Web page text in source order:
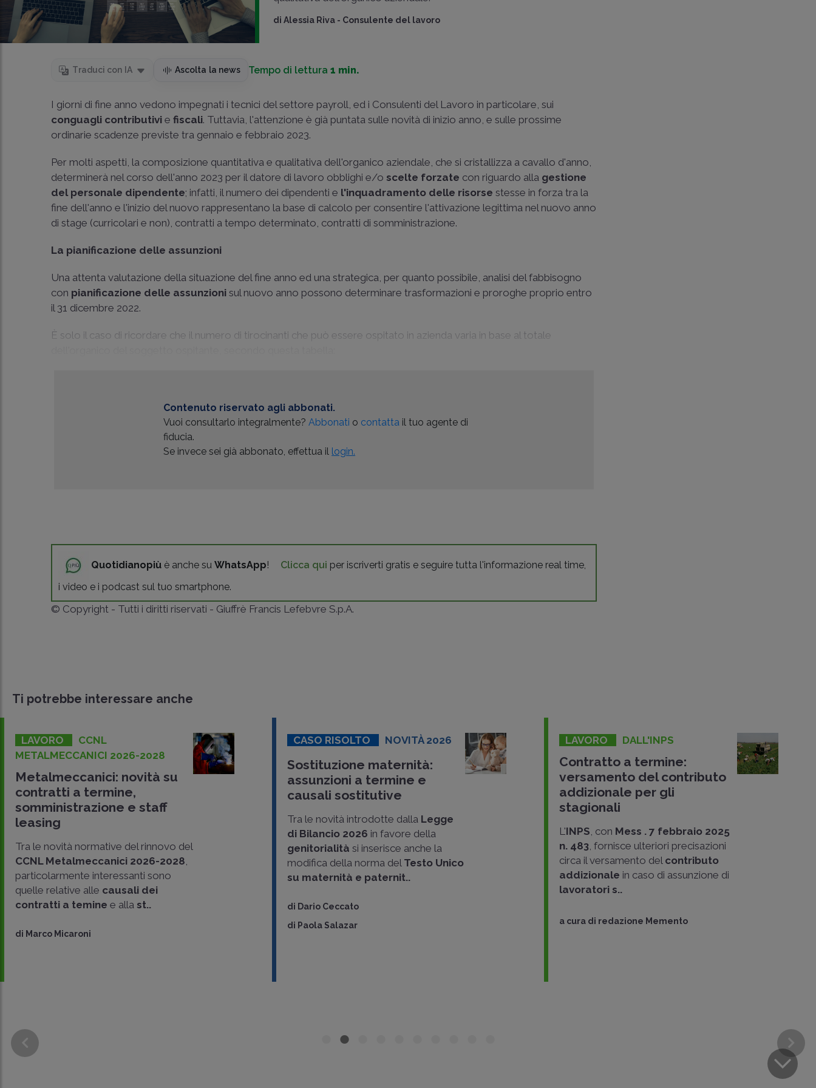
diAlessia Riva - Consulente del lavoro
Traduci con IA Ascolta la news Tempo di lettura1 min.
I giorni di fine anno vedono impegnati i tecnici del settore payroll, ed i Consulenti del Lavoro in particolare, sui
conguagli contributivi efiscali. Tuttavia, l'attenzione è già puntata sulle novità di inizio anno, e sulle prossime
ordinarie scadenze previste tra gennaio e febbraio 2023.
Per molti aspetti, la composizione quantitativa e qualitativa dell'organico aziendale, che si cristallizza a cavallo d'anno,
determinerà nel corso dell'anno 2023 per il datore di lavoro obblighi e/o scelte forzate con riguardo alla gestione
del personale dipendente; infatti, il numero dei dipendenti e l'inquadramento delle risorse stesse in forza tra la
fine dell'anno e l'inizio del nuovo rappresentano la base di calcolo per consentire l'attivazione legittima nel nuovo anno
di stage (curricolari e non), contratti a tempo determinato, contratti di somministrazione.
La pianificazione delle assunzioni
Una attenta valutazione della situazione del fine anno ed una strategica, per quanto possibile, analisi del fabbisogno
con pianificazione delle assunzioni sul nuovo anno possono determinare trasformazioni e proroghe proprio entro
il 31 dicembre 2022.
È solo il caso di ricordare che il numero di tirocinanti che può essere ospitato in azienda varia in base al totale
Contenuto riservato agli abbonati.
Vuoi consultarlo integralmente?Abbonati o contatta il tuo agente di
fiducia.
Se invece sei già abbonato, effettua il login.
Quotidianopiù è anche suWhatsApp! Clicca qui per iscriverti gratis e seguire tutta l'informazione real time,
i video e i podcast sul tuo smartphone.
© Copyright - Tutti i diritti riservati - Giuffrè Francis Lefebvre S.p.A.
Ti potrebbe interessare anche
LAVORO
CCNL
METALMECCANICI 2026-2028
Metalmeccanici: novità su
contratti a termine,
somministrazione e staff
leasing
Tra le novità normative del rinnovo del
CCNL Metalmeccanici 2026-2028
particolarmente interessanti sono
quelle relative alle causali dei
contratti a temine e alla st..
di Marco Micaroni
CASO RISOLTO NOVITÀ 2026
Sostituzione maternità:
assunzioni a termine e
causali sostitutive
Tra le novità introdotte dalla Legge
di Bilancio 2026 in favore della
genitorialità si inserisce anche la
modifica della norma del Testo Unico
su maternità e paternit..
di Dario Ceccato
di Paola Salazar
LAVORO DALL'INPS
Contratto a termine:
versamento del contributo
addizionale per gli
stagionali
L'INPS , con Mess . 7 febbraio 2025
n. 483 , fornisce ulteriori precisazioni
circa il versamento del contributo
addizionale in caso di assunzione di
lavoratori s..
a cura di redazione Memento